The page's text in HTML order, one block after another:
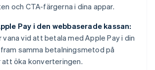
och CTA-färgerna i dina appar.
Pay i den webbaserade kassan:
vana vid att betala med Apple Pay i din
samma betalningsmetod på
öka konverteringen.